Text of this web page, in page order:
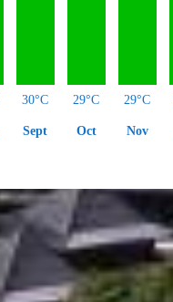
30°C
Sept
29°C
Oct
29°C
Nov